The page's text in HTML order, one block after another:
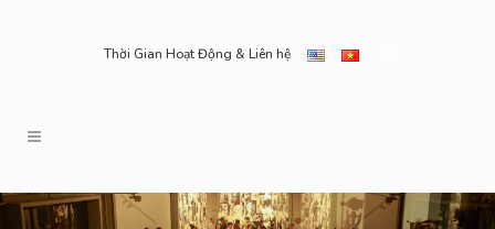
Thời Gian Hoạt Động & Liên hệ